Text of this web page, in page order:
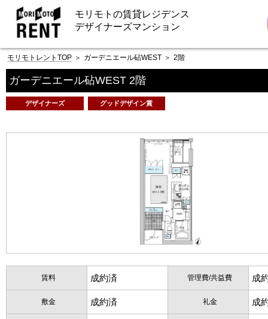
モリモトの賃貸レジデンス
デザイナーズマンション
モリモトレントTOP ＞ ガーデニエール砧WEST ＞ 2階
ガーデニエール砧WEST 2階
デザイナーズ グッドデザイン賞
賃料 成約済 管理費/共益費 成
敷金 成約済 礼金 成